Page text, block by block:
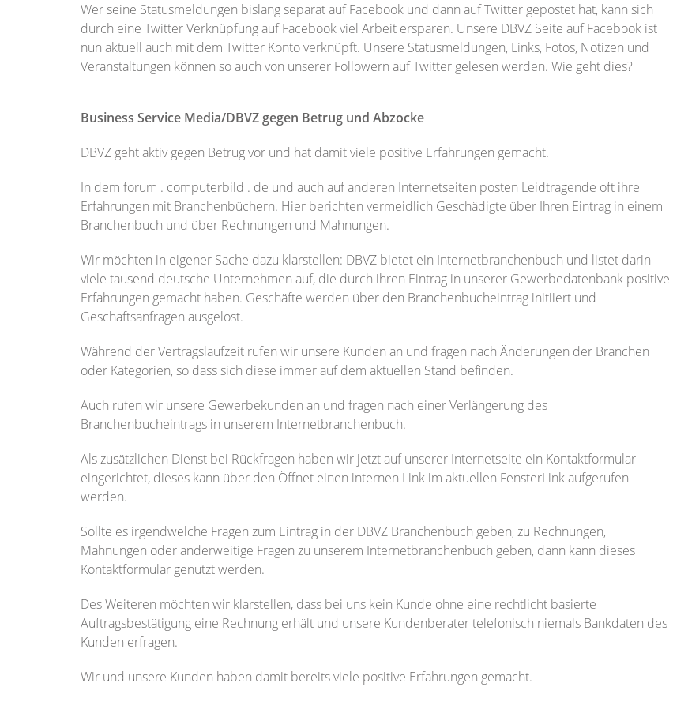
Wer seine Statusmeldungen bislang separat auf Facebook und dann auf Twitter gepostet hat, kann sich
durch eine Twitter Verknüpfung auf Facebook viel Arbeit ersparen. Unsere DBVZ Seite auf Facebook ist
nun aktuell auch mit dem Twitter Konto verknüpft. Unsere Statusmeldungen, Links, Fotos, Notizen und
Veranstaltungen können so auch von unserer Followern auf Twitter gelesen werden. Wie geht dies?
Business Service Media/DBVZ gegen Betrug und Abzocke
DBVZ geht aktiv gegen Betrug vor und hat damit viele positive Erfahrungen gemacht.
In dem forum . computerbild . de und auch auf anderen Internetseiten posten Leidtragende oft ihre
Erfahrungen mit Branchenbüchern. Hier berichten vermeidlich Geschädigte über Ihren Eintrag in einem
Branchenbuch und über Rechnungen und Mahnungen.
Wir möchten in eigener Sache dazu klarstellen: DBVZ bietet ein Internetbranchenbuch und listet darin
viele tausend deutsche Unternehmen auf, die durch ihren Eintrag in unserer Gewerbedatenbank positive
Erfahrungen gemacht haben. Geschäfte werden über den Branchenbucheintrag initiiert und
Geschäftsanfragen ausgelöst.
Während der Vertragslaufzeit rufen wir unsere Kunden an und fragen nach Änderungen der Branchen
oder Kategorien, so dass sich diese immer auf dem aktuellen Stand befinden.
Auch rufen wir unsere Gewerbekunden an und fragen nach einer Verlängerung des
Branchenbucheintrags in unserem Internetbranchenbuch.
Als zusätzlichen Dienst bei Rückfragen haben wir jetzt auf unserer Internetseite ein Kontaktformular
eingerichtet, dieses kann über den Öffnet einen internen Link im aktuellen FensterLink aufgerufen
werden.
Sollte es irgendwelche Fragen zum Eintrag in der DBVZ Branchenbuch geben, zu Rechnungen,
Mahnungen oder anderweitige Fragen zu unserem Internetbranchenbuch geben, dann kann dieses
Kontaktformular genutzt werden.
Des Weiteren möchten wir klarstellen, dass bei uns kein Kunde ohne eine rechtlicht basierte
Auftragsbestätigung eine Rechnung erhält und unsere Kundenberater telefonisch niemals Bankdaten des
Kunden erfragen.
Wir und unsere Kunden haben damit bereits viele positive Erfahrungen gemacht.